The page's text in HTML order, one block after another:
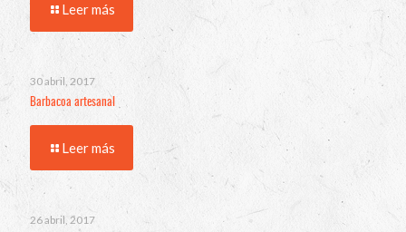
Leer más
30 abril, 2017
Barbacoa artesanal
Leer más
26 abril, 2017